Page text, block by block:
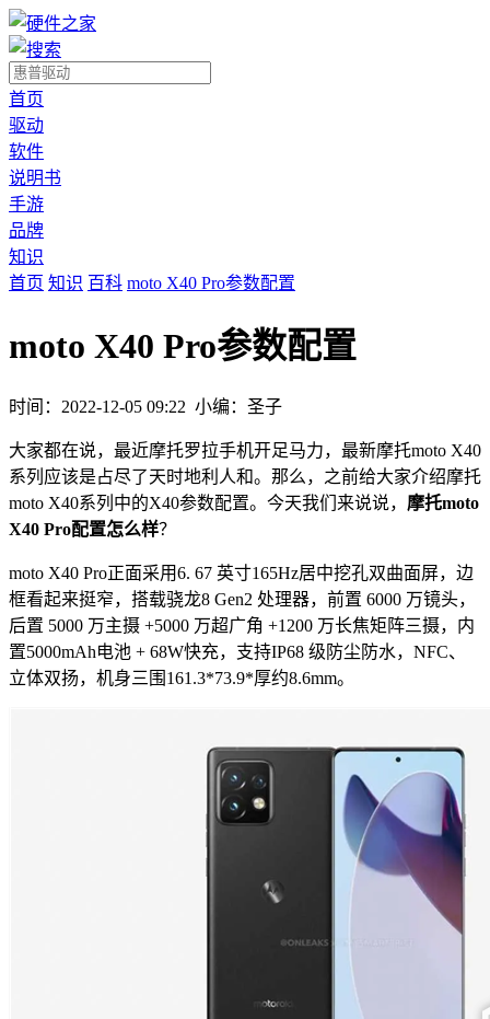
首页
驱动
软件
说明书
手游
品牌
知识
首页 知识 百科 moto X40 Pro参数配置
moto X40 Pro参数配置
时间：2022-12-05 09:22 小编：圣子
大家都在说，最近摩托罗拉手机开足马力，最新摩托moto X40
系列应该是占尽了天时地利人和。那么，之前给大家介绍摩托
moto X40系列中的X40参数配置。今天我们来说说， 摩托moto
X40 Pro配置怎么样？
moto X40 Pro正面采用6. 67 英寸165Hz居中挖孔双曲面屏，边
框看起来挺窄，搭载骁龙8 Gen2 处理器，前置 6000 万镜头，
后置 5000 万主摄 +5000 万超广角 +1200 万长焦矩阵三摄，内
置5000mAh电池 + 68W快充，支持IP68 级防尘防水，NFC、
立体双扬，机身三围161.3*73.9*厚约8.6mm。